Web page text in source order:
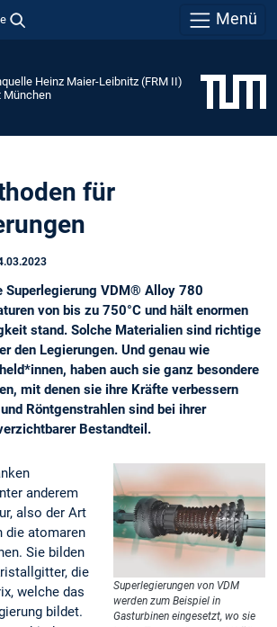
Menü
Heinz Maier-Leibnitz (FRM II)
München
für
Superlegierung VDM® Alloy 780
von bis zu 750°C und hält enormen
stand. Solche Materialien sind richtige
den Legierungen. Und genau wie
haben auch sie ganz besondere
mit denen sie ihre Kräfte verbessern
Röntgenstrahlen sind bei ihrer
Bestandteil.
Superlegierungen von VDM
werden zum Beispiel in
Gasturbinen eingesetzt, wo sie
anderem
also der Art
die atomaren
Sie bilden
die
welche das
bildet.